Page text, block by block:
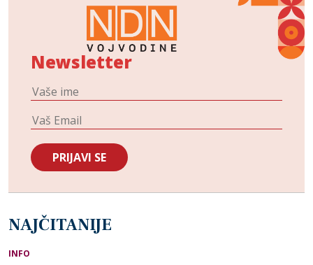
Newsletter
NAJČITANIJE
INFO